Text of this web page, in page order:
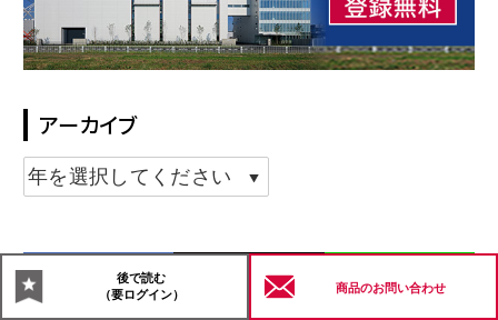
アーカイブ
シェアする ポストする
後で読む
（要ログイン）
商品のお問い合わせ